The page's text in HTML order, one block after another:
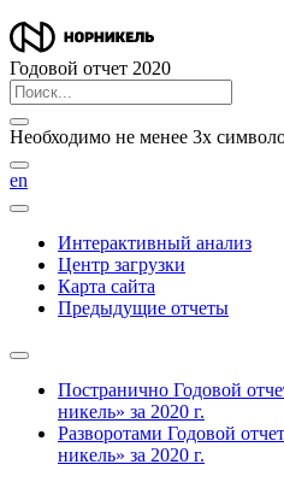
Годовой отчет 2020
Необходимо не менее 3х
en
Интерактивный анализ
Центр загрузки
Карта сайта
Предыдущие отчеты
Постранично Годовой
никель» за 2020 г.
Разворотами Годовой
никель» за 2020 г.